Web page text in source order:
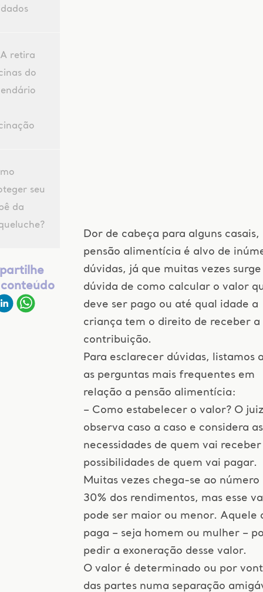
retira
do
seu
da
Dor de cabeça para alguns casais,
pensão alimentícia é alvo de
dúvidas, já que muitas vezes surge
dúvida de como calcular o valor
deve ser pago ou até qual idade a
criança tem o direito de receber a
contribuição.
Para esclarecer dúvidas, listamos
as perguntas mais frequentes em
relação a pensão alimentícia:
– Como estabelecer o valor? O juiz
observa caso a caso e considera as
necessidades de quem vai receber
possibilidades de quem vai pagar.
Muitas vezes chega-se ao número
30% dos rendimentos, mas esse
pode ser maior ou menor. Aquele
paga – seja homem ou mulher –
pedir a exoneração desse valor.
O valor é determinado ou por
das partes numa separação